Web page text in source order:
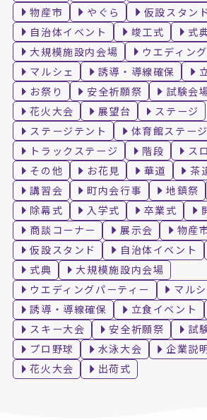
物産市
やぐら
仮設スタン
自治体イベント
竣工式
式
大規模施設内会場
ウエディン
マルシェ
誘導・導線確保
お祭り
安全祈願祭 試験会
花火大会
展望台
ステージ
ステージテント
体育館ステージ
トラックステージ
階段 ス
その他
お花見 華道 茶
講習会
町内会行事 地鎮祭
除幕式
入学式 卒業式
商談コーナー
展示会 物産
仮設スタンド
自治体イベント
式典
大規模施設内会場
ウエディングパーティー
マル
誘導・導線確保
立食イベント
スキー大会
安全祈願祭
試
プロ野球
水泳大会 企業説
花火大会
出荷式